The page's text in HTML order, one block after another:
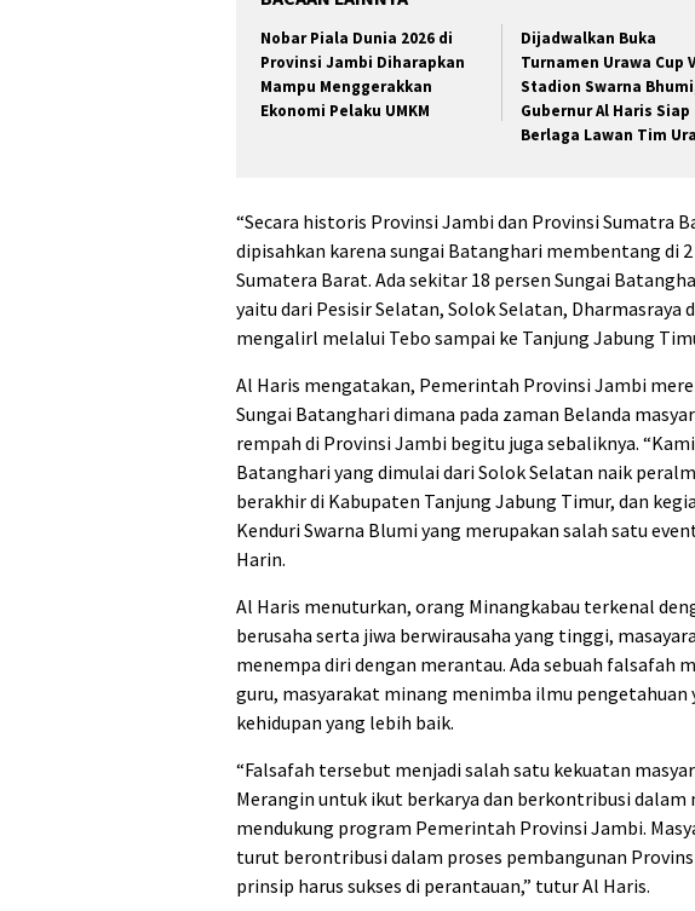
Nobar Piala Dunia 2026 di
Provinsi Jambi Diharapkan
Mampu Menggerakkan
Ekonomi Pelaku UMKM
Dijadwalkan Buka
Turnamen Urawa Cup
Stadion Swarna
Gubernur Al Haris Siap
Berlaga Lawan Tim
“Secara historis Provinsi Jambi dan Provinsi Sumatra
dipisahkan karena sungai Batanghari membentang di
Sumatera Barat. Ada sekitar 18 persen Sungai
yaitu dari Pesisir Selatan, Solok Selatan, Dharmasraya
mengalirl melalui Tebo sampai ke Tanjung Jabung
Al Haris mengatakan, Pemerintah Provinsi Jambi
Sungai Batanghari dimana pada zaman Belanda
rempah di Provinsi Jambi begitu juga sebaliknya.
Batanghari yang dimulai dari Solok Selatan naik
berakhir di Kabupaten Tanjung Jabung Timur, dan
Kenduri Swarna Blumi yang merupakan salah satu
Harin.
Al Haris menuturkan, orang Minangkabau terkenal
berusaha serta jiwa berwirausaha yang tinggi,
menempa diri dengan merantau. Ada sebuah falsafah
guru, masyarakat minang menimba ilmu pengetahuan
kehidupan yang lebih baik.
“Falsafah tersebut menjadi salah satu kekuatan
Merangin untuk ikut berkarya dan berkontribusi
mendukung program Pemerintah Provinsi Jambi.
turut berontribusi dalam proses pembangunan
prinsip harus sukses di perantauan,” tutur Al Haris.